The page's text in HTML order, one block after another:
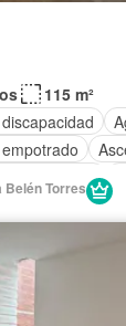
115 m²
Jacuzzi
Belén Torres